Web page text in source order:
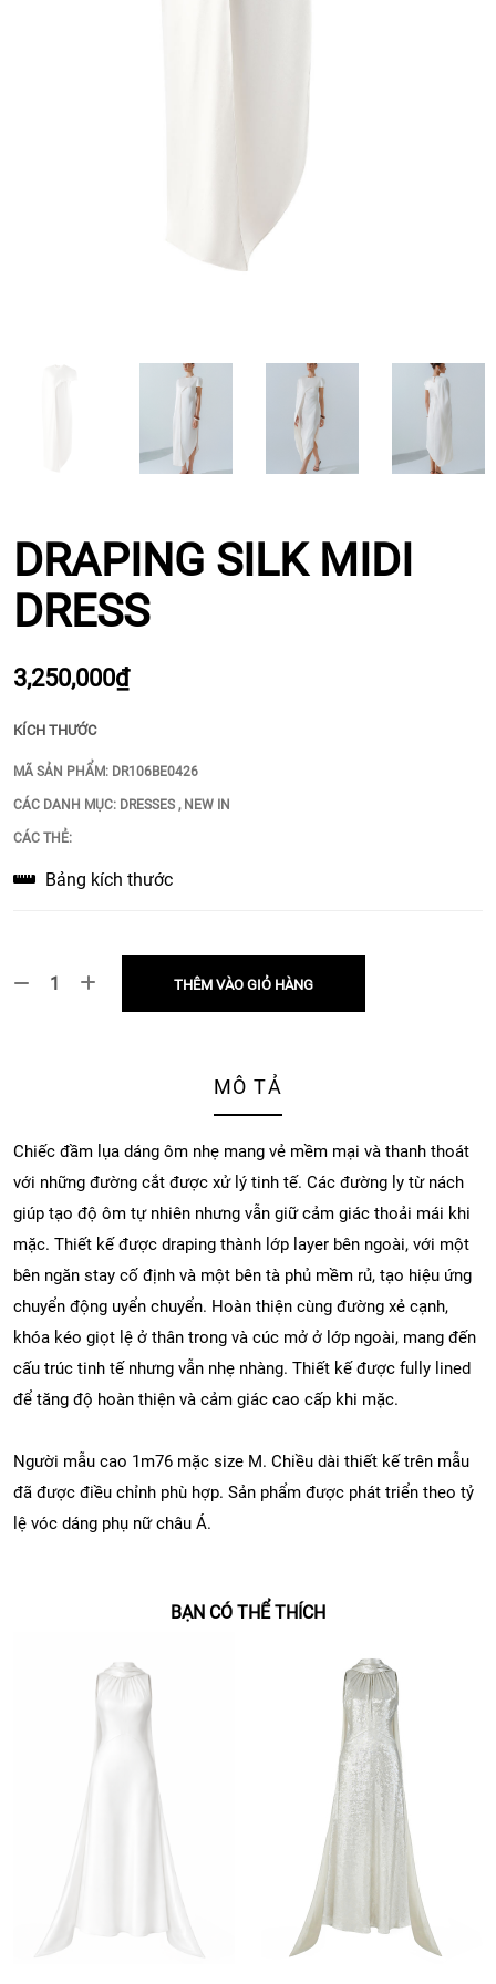
DRAPING SILK MIDI
DRESS
3,250,000₫
KÍCH THƯỚC
MÃ SẢN PHẨM: DR106BE0426
CÁC DANH MỤC: DRESSES , NEW IN
CÁC THẺ:
Bảng kích thước
THÊM VÀO GIỎ HÀNG
MÔ TẢ
Chiếc đầm lụa dáng ôm nhẹ mang vẻ mềm mại và thanh thoát
với những đường cắt được xử lý tinh tế. Các đường ly từ nách
giúp tạo độ ôm tự nhiên nhưng vẫn giữ cảm giác thoải mái khi
mặc. Thiết kế được draping thành lớp layer bên ngoài, với một
bên ngăn stay cố định và một bên tà phủ mềm rủ, tạo hiệu ứng
chuyển động uyển chuyển. Hoàn thiện cùng đường xẻ cạnh,
khóa kéo giọt lệ ở thân trong và cúc mở ở lớp ngoài, mang đến
cấu trúc tinh tế nhưng vẫn nhẹ nhàng. Thiết kế được fully lined
để tăng độ hoàn thiện và cảm giác cao cấp khi mặc.
Người mẫu cao 1m76 mặc size M. Chiều dài thiết kế trên mẫu
đã được điều chỉnh phù hợp. Sản phẩm được phát triển theo tỷ
lệ vóc dáng phụ nữ châu Á.
BẠN CÓ THỂ THÍCH